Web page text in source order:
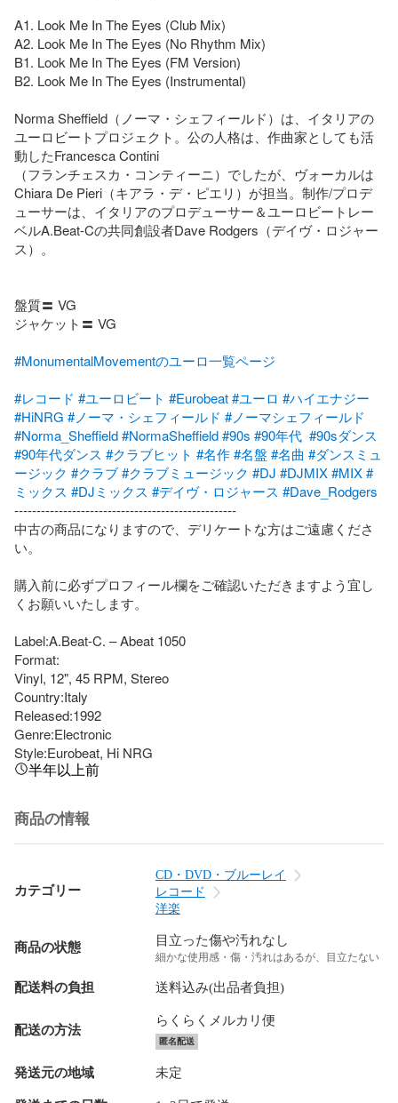
A1. Look Me In The Eyes (Club Mix)
A2. Look Me In The Eyes (No Rhythm Mix)
B1. Look Me In The Eyes (FM Version)
B2. Look Me In The Eyes (Instrumental)
Norma Sheffield（ノーマ・シェフィールド）は、イタリアの
ユーロビートプロジェクト。公の人格は、作曲家としても活
動したFrancesca Contini
（フランチェスカ・コンティーニ）でしたが、ヴォーカルは
Chiara De Pieri（キアラ・デ・ピエリ）が担当。制作/プロデ
ューサーは、イタリアのプロデューサー＆ユーロビートレー
ベルA.Beat-Cの共同創設者Dave Rodgers（デイヴ・ロジャー
ス）。
盤質〓 VG
ジャケット〓 VG
#MonumentalMovementのユーロ一覧ページ
#レコード #ユーロビート #Eurobeat#ユーロ #ハイエナジー
#HiNRG #ノーマ・シェフィールド #ノーマシェフィールド
#Norma_Sheffield#NormaSheffield#90s #90年代 #90sダンス
#90年代ダンス #クラブヒット #名作#名盤 #名曲 #ダンスミュ
ージック #クラブ#クラブミュージック #DJ #DJMIX#MIX#
ミックス #DJミックス #デイヴ・ロジャース #Dave_Rodgers
--------------------------------------------------
中古の商品になりますので、デリケートな方はご遠慮くださ
い。
購入前に必ずプロフィール欄をご確認いただきますよう宜し
くお願いいたします。
Label:A.Beat-C. – Abeat 1050
Format:
Vinyl, 12", 45 RPM, Stereo
Country:Italy
Released:1992
Genre:Electronic
Style:Eurobeat, Hi NRG
半年以上前
商品の情報
カテゴリー
CD・DVD・ブルーレイ
レコード
洋楽
商品の状態 目立った傷や汚れなし
細かな使用感・傷・汚れはあるが、目立たない
配送料の負担 送料込み(出品者負担)
配送の方法
らくらくメルカリ便
匿名配送
発送元の地域 未定